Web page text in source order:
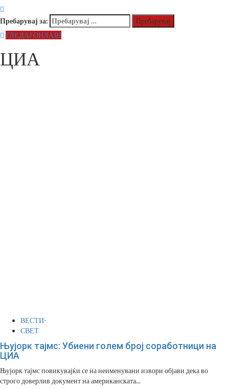
Пребарувај за:
ГЛЕДАЈ ОНЛАЈН
ЦИА
ВЕСТИ-
СВЕТ
Њујорк тајмс: Убиени голем број соработници на
ЦИА
Њујорк тајмс повикувајќи се на неименувани извори објави дека во
строго доверлив документ на американската...